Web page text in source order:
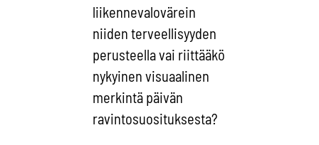
liikennevalovärein
niiden terveellisyyden
perusteella vai riittääkö
nykyinen visuaalinen
merkintä päivän
ravintosuosituksesta?